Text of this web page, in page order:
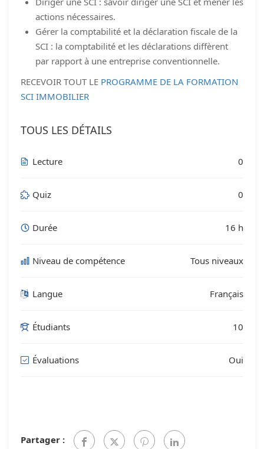
actions nécessaires.
Gérer la comptabilité et la déclaration fiscale de la
SCI : la comptabilité et les déclarations diffèrent
par rapport à une entreprise conventionnelle.
RECEVOIR TOUT LE PROGRAMME DE LA FORMATION
SCI IMMOBILIER
TOUS LES DÉTAILS
Lecture 0
Quiz 0
Durée 16 h
Niveau de compétence Tous niveaux
Langue Français
Étudiants 10
Évaluations Oui
Partager :